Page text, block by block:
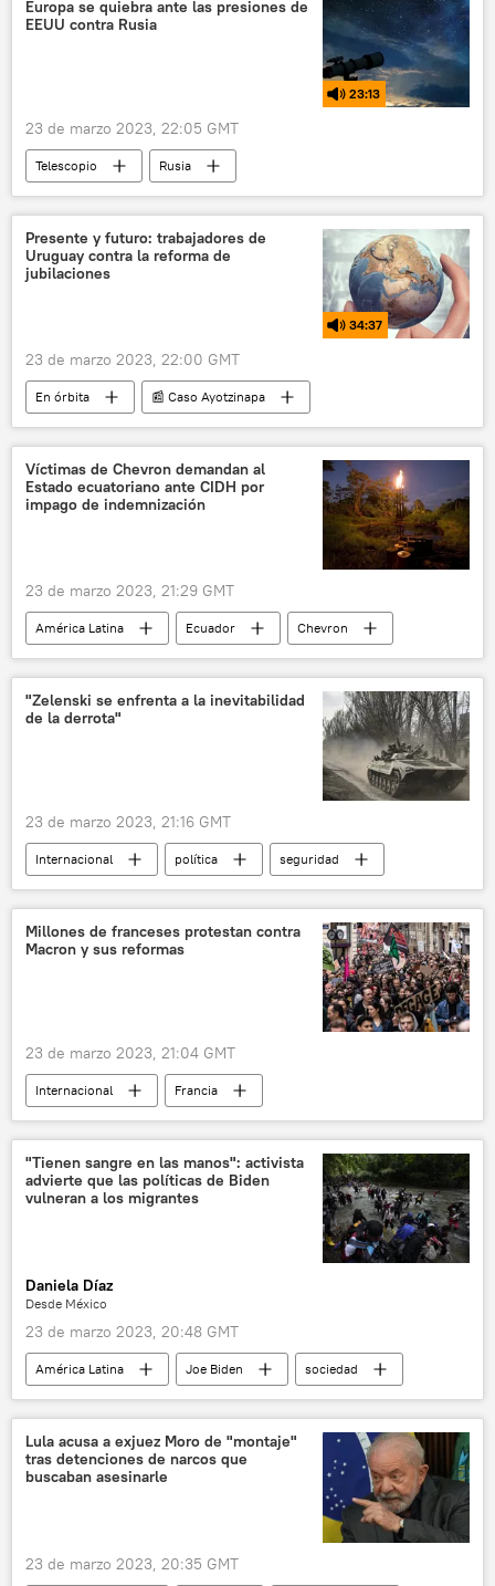
Ejército de Corea del Norte
Europa se quiebra ante las presiones de
EEUU contra Rusia
23:13
23 de marzo 2023, 22:05 GMT
Telescopio
Rusia
📰 Consecuencias económicas de las sanciones occidentales contra Rusia
Ucrania
📰 Operación rusa de desmilitarización y desnazificación de Ucrania
Presente y futuro: trabajadores de
Uruguay contra la reforma de
jubilaciones
34:37
23 de marzo 2023, 22:00 GMT
En órbita
📰 Caso Ayotzinapa
Desaparición forzada de 43 estudiantes en Iguala
Desaparición de estudiantes en México
México
Enrique Peña Nieto
Emmanuel Macron
Francia
Uruguay
PIT-CNT
reforma de pensiones
Víctimas de Chevron demandan al
Estado ecuatoriano ante CIDH por
impago de indemnización
23 de marzo 2023, 21:29 GMT
América Latina Ecuador
Chevron
CIDH
medioambiente derrame
"Zelenski se enfrenta a la inevitabilidad
de la derrota"
23 de marzo 2023, 21:16 GMT
Internacional política
seguridad
Volodímir Zelenski
Artiómovsk
Ucrania
Moscú
📰 Operación rusa de desmilitarización y desnazificación de Ucrania
Millones de franceses protestan contra
Macron y sus reformas
23 de marzo 2023, 21:04 GMT
Internacional
Francia
Confederación General del Trabajo (CGT)
París
Emmanuel Macron
reforma de pensiones
📰 Protestas en Francia contra la reforma de pensiones
"Tienen sangre en las manos": activista
advierte que las políticas de Biden
vulneran a los migrantes
Daniela Díaz
Desde México
23 de marzo 2023, 20:48 GMT
América Latina Joe Biden
sociedad
seguridad
migración
Donald Trump
EEUU
México
América del Norte
asilo
Lula acusa a exjuez Moro de "montaje"
tras detenciones de narcos que
buscaban asesinarle
23 de marzo 2023, 20:35 GMT